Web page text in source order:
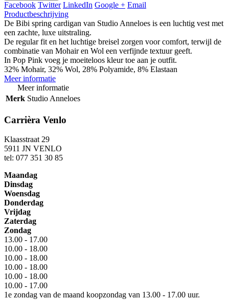
Facebook Twitter LinkedIn Google + Email
Productbeschrijving
De Bibi spring cardigan van Studio Anneloes is een luchtig vest met
een zachte, luxe uitstraling.
De regular fit en het luchtige breisel zorgen voor comfort, terwijl de
combinatie van Mohair en Wol een verfijnde textuur geeft.
In Pop Pink voeg je moeiteloos kleur toe aan je outfit.
32% Mohair, 32% Wol, 28% Polyamide, 8% Elastaan
Meer informatie
Meer informatie
Merk Studio Anneloes
Carrièra Venlo
Klaasstraat 29
5911 JN VENLO
tel: 077 351 30 85
Maandag
Dinsdag
Woensdag
Donderdag
Vrijdag
Zaterdag
Zondag
13.00 - 17.00
10.00 - 18.00
10.00 - 18.00
10.00 - 18.00
10.00 - 18.00
10.00 - 17.00
1e zondag van de maand koopzondag van 13.00 - 17.00 uur.